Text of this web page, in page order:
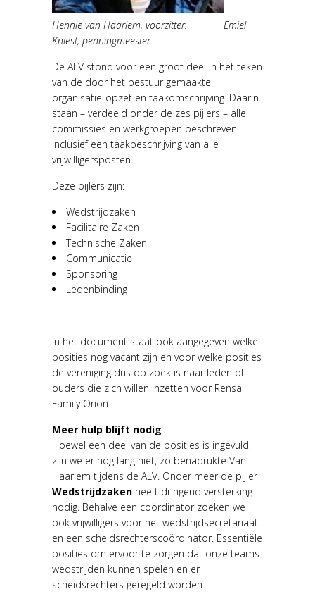
Hennie van Haarlem, voorzitter. Emiel
Kniest, penningmeester.
De ALV stond voor een groot deel in het teken
van de door het bestuur gemaakte
organisatie-opzet en taakomschrijving. Daarin
staan – verdeeld onder de zes pijlers – alle
commissies en werkgroepen beschreven
inclusief een taakbeschrijving van alle
vrijwilligersposten.
Deze pijlers zijn:
Wedstrijdzaken
Facilitaire Zaken
Technische Zaken
Communicatie
Sponsoring
Ledenbinding
In het document staat ook aangegeven welke
posities nog vacant zijn en voor welke posities
de vereniging dus op zoek is naar leden of
ouders die zich willen inzetten voor Rensa
Family Orion.
Meer hulp blijft nodig
Hoewel een deel van de posities is ingevuld,
zijn we er nog lang niet, zo benadrukte Van
Haarlem tijdens de ALV. Onder meer de pijler
Wedstrijdzaken heeft dringend versterking
nodig. Behalve een coördinator zoeken we
ook vrijwilligers voor het wedstrijdsecretariaat
en een scheidsrechterscoördinator. Essentiële
posities om ervoor te zorgen dat onze teams
wedstrijden kunnen spelen en er
scheidsrechters geregeld worden.